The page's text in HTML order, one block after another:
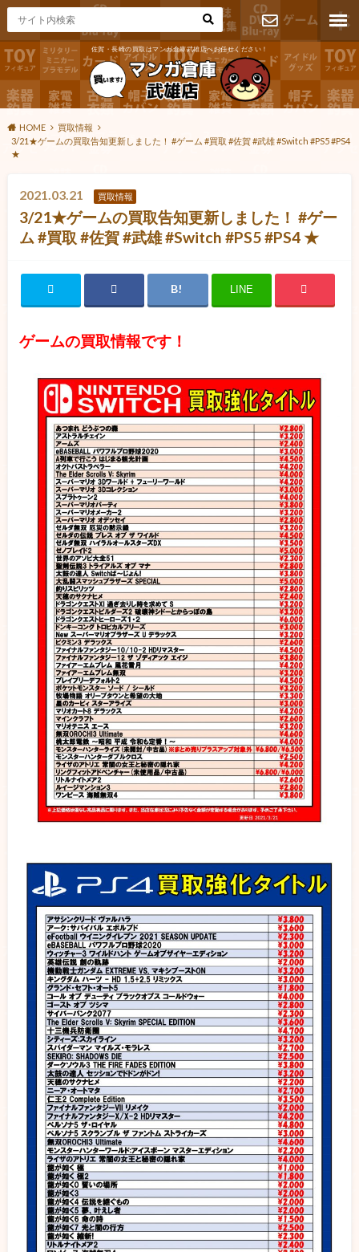
佐賀・長崎の買取はマンガ倉庫武雄店へお任せください！
お問い合わ
せ
HOME
買取情報
3/21★ゲームの買取告知更新しました！ #ゲーム #買取 #佐賀 #武雄 #Switch #PS5 #PS4
★
2021.03.21 買取情報
3/21★ゲームの買取告知更新しました！ #ゲー
ム #買取 #佐賀 #武雄 #Switch #PS5 #PS4 ★
LINE
ゲームの買取情報です！